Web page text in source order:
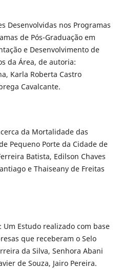
Desenvolvidas nos Programas
de Pós-Graduação em
e Desenvolvimento de
da Área, de autoria:
Karla Roberta Castro
Cavalcante.
da Mortalidade das
Pequeno Porte da Cidade de
Batista, Edilson Chaves
e Thaiseany de Freitas
Estudo realizado com base
que receberam o Selo
da Silva, Senhora Abani
de Souza, Jairo Pereira.